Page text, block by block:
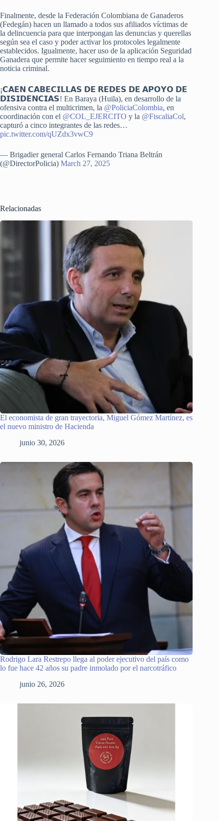
Finalmente, desde la Federación Colombiana de Ganaderos
(Fedegán) hacen un llamado a todos sus afiliados víctimas de
la delincuencia para que interpongan las denuncias y querellas
según sea el caso y poder activar los protocoles legalmente
establecidos. Igualmente, hacer uso de la aplicación Seguridad
Ganadera que permite hacer seguimiento en tiempo real a la
noticia criminal.
¡𝗖𝗔𝗘𝗡 𝗖𝗔𝗕𝗘𝗖𝗜𝗟𝗟𝗔𝗦 𝗗𝗘 𝗥𝗘𝗗𝗘𝗦 𝗗𝗘 𝗔𝗣𝗢𝗬𝗢 𝗗𝗘
𝗗𝗜𝗦𝗜𝗗𝗘𝗡𝗖𝗜𝗔𝗦! En Baraya (Huila), en desarrollo de la
ofensiva contra el multicrimen, la @PoliciaColombia, en
coordinación con el @COL_EJERCITO y la @FiscaliaCol,
capturó a cinco integrantes de las redes…
pic.twitter.com/qUZdx3vwC9
— Brigadier general Carlos Fernando Triana Beltrán
(@DirectorPolicia) March 27, 2025
Relacionadas
El economista de gran trayectoria, Miguel Gómez Martínez, es
el nuevo ministro de Hacienda
junio 30, 2026
Rodrigo Lara Restrepo llega al poder ejecutivo del país como
lo fue hace 42 años su padre inmolado por el narcotráfico
junio 26, 2026